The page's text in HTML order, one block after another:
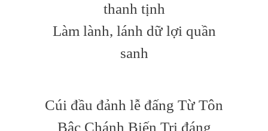
thanh tịnh
Làm lành, lánh dữ lợi quần
sanh
Cúi đầu đảnh lễ đấng Từ Tôn
Bậc Chánh Biến Tri đáng